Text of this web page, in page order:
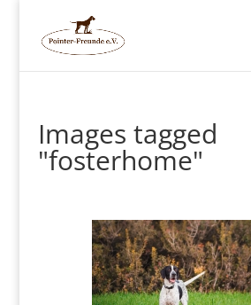
Images tagged
"fosterhome"